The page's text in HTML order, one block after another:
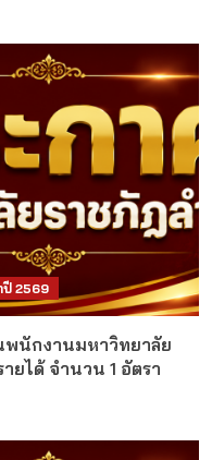
ปี 2569
พนักงานมหาวิทยาลัย
ยได้ จำนวน 1 อัตรา